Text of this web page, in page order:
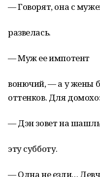
— Говорят, она с
развелась.
— Муж ее импотент
вонючий, — а у жены
оттенков. Для
— Дэн зовет на
эту субботу.
— Одна не езди…